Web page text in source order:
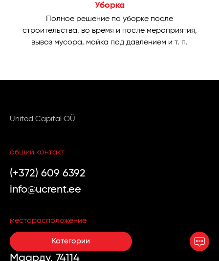
Категории
Уборка
Полное решение по уборке после
строительства, во время и после мероприятия,
вывоз мусора, мойка под давлением и т. п.
United Capital OÜ
общий контакт
(+372) 609 6392
info@ucrent.ee
месторасположение
Vana-Narva mnt 29,
Маарду, 74114